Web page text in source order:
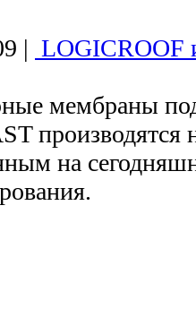
| LOGICROOF
мембраны
на